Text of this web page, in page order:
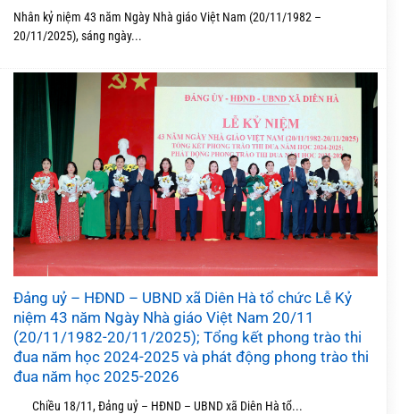
Nhân kỷ niệm 43 năm Ngày Nhà giáo Việt Nam (20/11/1982 –
20/11/2025), sáng ngày...
Đảng uỷ – HĐND – UBND xã Diên Hà tổ chức Lễ Kỷ
niệm 43 năm Ngày Nhà giáo Việt Nam 20/11
(20/11/1982-20/11/2025); Tổng kết phong trào thi
đua năm học 2024-2025 và phát động phong trào thi
đua năm học 2025-2026
Chiều 18/11, Đảng uỷ – HĐND – UBND xã Diên Hà tổ...